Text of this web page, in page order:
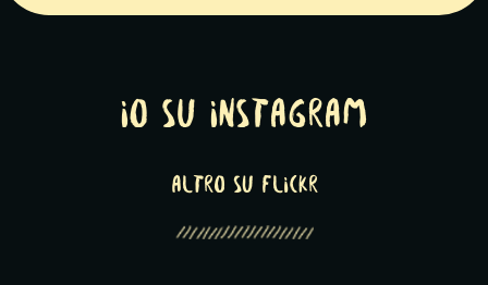
Io su Instagram
altro su Flickr